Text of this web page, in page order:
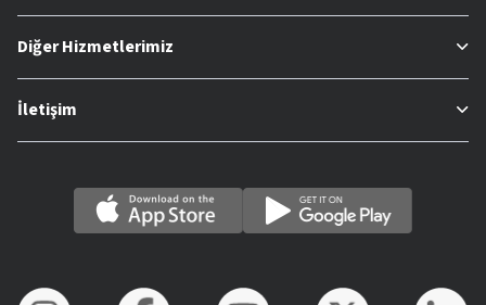
Diğer Hizmetlerimiz
İletişim